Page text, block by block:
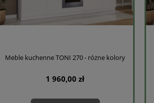
Meble kuchenne TONI 270 - różne kolory
1 960,00 zł